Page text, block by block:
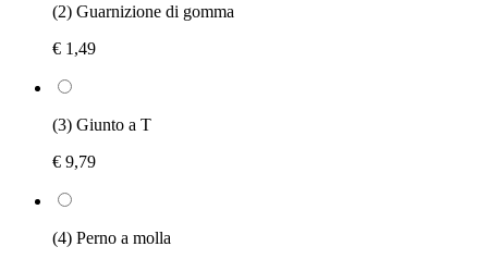
(2) Guarnizione di gomma
€ 1,49
(3) Giunto a T
€ 9,79
(4) Perno a molla